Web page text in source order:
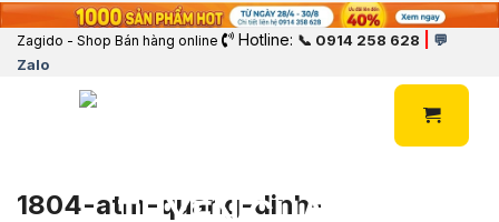
Zagido - Shop Bán hàng online Hotline: 📞 0914 258 628
💬
Zalo
1804-atm-quang-dinh-